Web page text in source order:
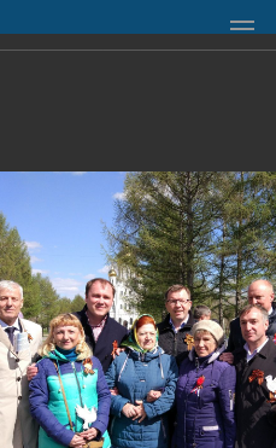
НОВОСИБИРСКА
проспект, 34